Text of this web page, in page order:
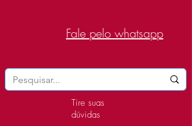
Fale pelo whatsapp
Tire suas
dúvidas